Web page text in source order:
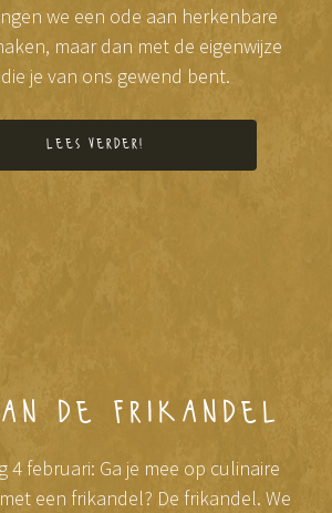
we een ode aan herkenbare
maar dan met de eigenwijze
je van ons gewend bent.
lees verder!
de frikandel
4 februari: Ga je mee op culinaire
een frikandel? De frikandel. We